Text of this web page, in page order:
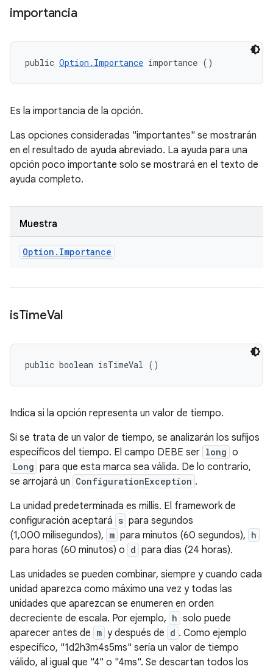
importancia
public Option.Importance importance ()
Es la importancia de la opción.
Las opciones consideradas "importantes" se mostrarán
en el resultado de ayuda abreviado. La ayuda para una
opción poco importante solo se mostrará en el texto de
ayuda completo.
Muestra
Option . Importance
isTimeVal
public boolean isTimeVal ()
Indica si la opción representa un valor de tiempo.
Si se trata de un valor de tiempo, se analizarán los sufijos
específicos del tiempo. El campo DEBE ser long o
Long para que esta marca sea válida. De lo contrario,
se arrojará un ConfigurationException .
La unidad predeterminada es millis. El framework de
configuración aceptará s para segundos
(1,000 milisegundos), m para minutos (60 segundos), h
para horas (60 minutos) o d para días (24 horas).
Las unidades se pueden combinar, siempre y cuando cada
unidad aparezca como máximo una vez y todas las
unidades que aparezcan se enumeren en orden
decreciente de escala. Por ejemplo, h solo puede
aparecer antes de m y después de d . Como ejemplo
específico, "1d2h3m4s5ms" sería un valor de tiempo
válido, al igual que "4" o "4ms". Se descartan todos los